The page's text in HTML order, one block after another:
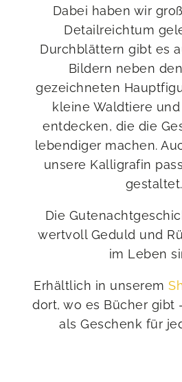
Dabei haben wir
Detailreichtum
Durchblättern gibt es
Bildern neben
gezeichneten
kleine Waldtiere
entdecken, die die
lebendiger machen.
unsere Kalligrafin
gestaltet.
Die
wertvoll Geduld und
im Leben
Erhältlich in unserem
dort, wo es Bücher gibt
als Geschenk für